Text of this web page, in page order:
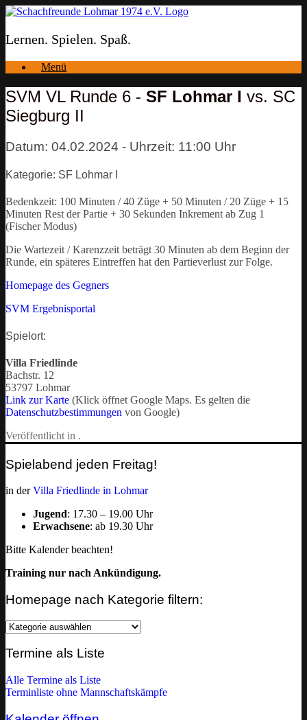
Zum
springen
Lernen. Spielen. Spaß.
Menü
SVM VL Runde 6 - SF Lohmar I vs. SC
Siegburg II
Datum: 04.02.2024 - Uhrzeit: 11:00 Uhr
Kategorie: SF Lohmar I
Bedenkzeit: 100 Minuten / 40 Züge + 50 Minuten / 20 Züge + 15
Minuten Rest der Partie + 30 Sekunden Inkrement ab Zug 1
(Fischer Modus)
Die Wartezeit / Karenzzeit beträgt 30 Minuten ab dem Beginn der
Runde, ein späteres Eintreffen hat den Partieverlust zur Folge.
Homepage des Gegners
SVM Ergebnisportal
Spielort:
Villa Friedlinde
Bachstr. 12
53797 Lohmar
Link zur Karte (Klick öffnet Google Maps. Es gelten die
Datenschutzbestimmungen von Google)
Veröffentlicht in .
Spielabend jeden Freitag!
in derVilla Friedlinde in Lohmar
Jugend: 17.30 – 19.00 Uhr
Erwachsene: ab 19.30 Uhr
Bitte Kalender beachten!
Training nur nach Ankündigung.
Homepage nach Kategorie filtern:
Homepage
Kategorie
Termine als Liste
Alle Termine als Liste
Terminliste ohne Mannschaftskämpfe